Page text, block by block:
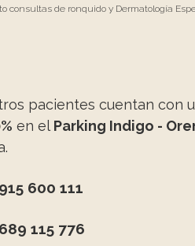
consultas de ronquido y Dermatología
pacientes cuentan con
en elParking Indigo -
915 600 111
689 115 776